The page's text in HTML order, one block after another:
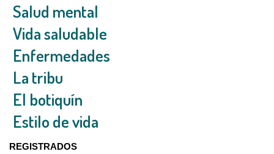
Salud mental
Vida saludable
Enfermedades
La tribu
El botiquín
Estilo de vida
REGISTRADOS